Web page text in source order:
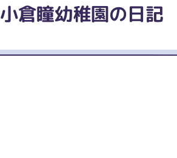
小倉瞳幼稚園の日記